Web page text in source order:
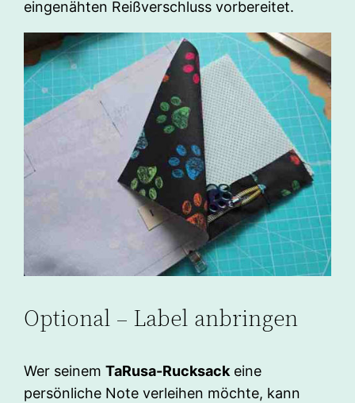
eingenähten Reißverschluss vorbereitet.
Optional – Label anbringen
Wer seinemTaRusa-Rucksackeine
persönliche Note verleihen möchte, kann